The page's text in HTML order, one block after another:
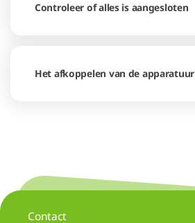
Controleer of alles is aangesloten
Het afkoppelen van de apparatuur
Contact